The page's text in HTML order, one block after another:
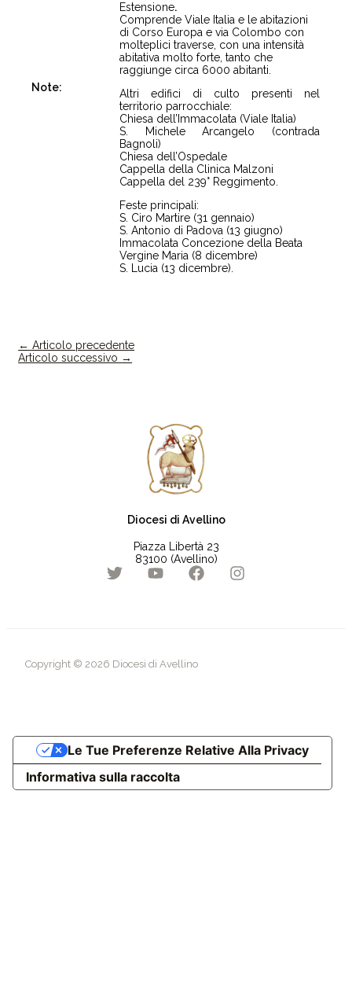
Note:
Estensione.
Comprende Viale Italia e le abitazioni
di Corso Europa e via Colombo con
molteplici traverse, con una intensità
abitativa molto forte, tanto che
raggiunge circa 6000 abitanti.
Altri edifici di culto presenti nel
territorio parrocchiale:
Chiesa dell’Immacolata (Viale Italia)
S. Michele Arcangelo (contrada
Bagnoli)
Chiesa dell’Ospedale
Cappella della Clinica Malzoni
Cappella del 239° Reggimento.
Feste principali:
S. Ciro Martire (31 gennaio)
S. Antonio di Padova (13 giugno)
Immacolata Concezione della Beata
Vergine Maria (8 dicembre)
S. Lucia (13 dicembre).
← Articolo precedente
Articolo successivo →
Diocesi di Avellino
Piazza Libertà 23
83100 (Avellino)
Copyright © 2026 Diocesi di Avellino
Informativa sulla raccolta
Le Tue Preferenze Relative Alla Privacy